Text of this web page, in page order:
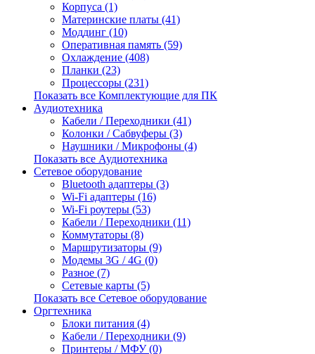
Корпуса (1)
Материнские платы (41)
Моддинг (10)
Оперативная память (59)
Охлаждение (408)
Планки (23)
Процессоры (231)
Показать все Комплектующие для ПК
Аудиотехника
Кабели / Переходники (41)
Колонки / Сабвуферы (3)
Наушники / Микрофоны (4)
Показать все Аудиотехника
Сетевое оборудование
Bluetooth адаптеры (3)
Wi-Fi адаптеры (16)
Wi-Fi роутеры (53)
Кабели / Переходники (11)
Коммутаторы (8)
Маршрутизаторы (9)
Модемы 3G / 4G (0)
Разное (7)
Сетевые карты (5)
Показать все Сетевое оборудование
Оргтехника
Блоки питания (4)
Кабели / Переходники (9)
Принтеры / МФУ (0)